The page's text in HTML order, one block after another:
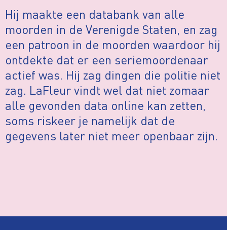
Hij maakte een databank van alle
moorden in de Verenigde Staten, en zag
een patroon in de moorden waardoor hij
ontdekte dat er een seriemoordenaar
actief was. Hij zag dingen die politie niet
zag. LaFleur vindt wel dat niet zomaar
alle gevonden data online kan zetten,
soms riskeer je namelijk dat de
gegevens later niet meer openbaar zijn.